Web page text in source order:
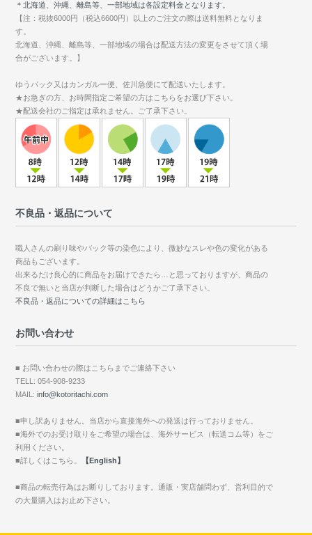
＊北海道、沖縄、離島等、一部地域は各設定料金となります。
【注：税抜6000円（税込6600円）以上のご注文の際は送料無料となりま
す。
北海道、沖縄、離島等、一部地域の場合は配送方法の変更をさせて頂く場
合がございます。】
ゆうパック又はカンガルー便、佐川急便にて配送いたします。
★お急ぎの方、お時間指定ご希望の方はこちらをお選び下さい。
★配送会社のご指定は承れません。ご了承下さい。
不良品・返品について
職人さんの刷り味やバック等の染色により、微妙なスレや色の変化がある
商品もございます。
出来るだけ良心的に商品をお届けできたら…と思っておりますが、商品の
不良で無いと当店が判断した場合はどうかご了承下さい。
不良品・返品についての詳細はこちら
お問い合わせ
■ お問い合わせの際はこちらまでご連絡下さい
TELL: 054-908-9233
MAIL:info@kotoritachi.com
■申し訳ありません。当店から直接海外への発送は行っておりません。
■海外でのお受け取りをご希望の場合は、海外サービス（転送コム等）をご
利用ください。
■詳しくはこちら。
【English】
■商品の転売行為はお断りしております。通販・実店舗問わず、営利目的で
の大量購入はお止め下さい。